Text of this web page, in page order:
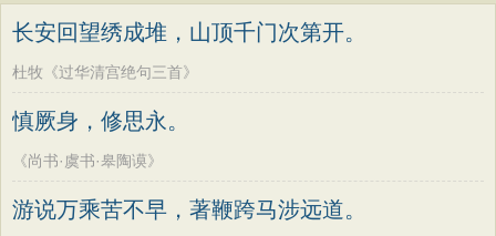
长安回望绣成堆，山顶千门次第开。
杜牧《过华清宫绝句三首》
慎厥身，修思永。
《尚书·虞书·皋陶谟》
游说万乘苦不早，著鞭跨马涉远道。